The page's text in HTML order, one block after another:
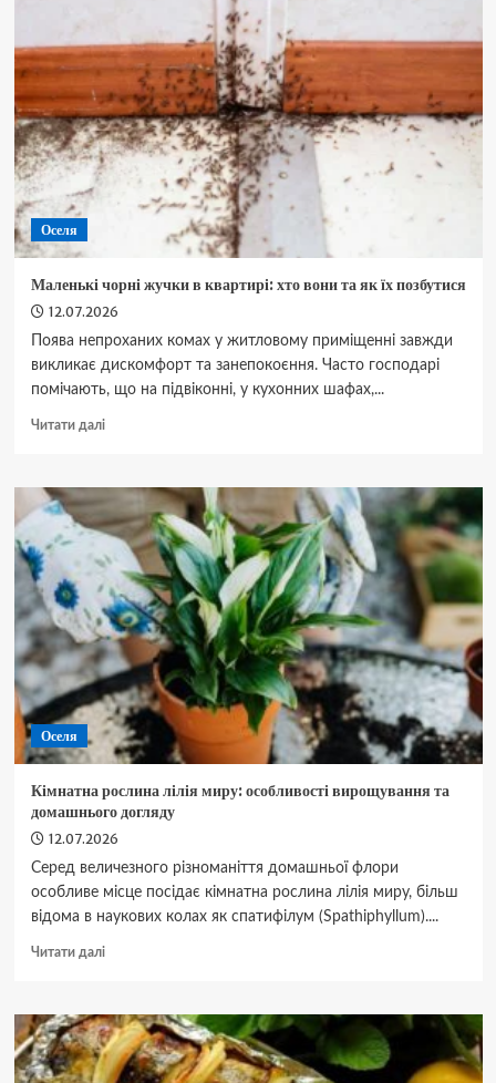
Оселя
Маленькі чорні жучки в квартирі: хто вони та як їх позбутися
12.07.2026
Поява непроханих комах у житловому приміщенні завжди
викликає дискомфорт та занепокоєння. Часто господарі
помічають, що на підвіконні, у кухонних шафах,...
Читати даліДокладніше
чорні
в
квартирі:
хто
вони
та
як
їх
позбутися
Оселя
Кімнатна рослина лілія миру: особливості вирощування та
домашнього догляду
12.07.2026
Серед величезного різноманіття домашньої флори
особливе місце посідає кімнатна рослина лілія миру, більш
відома в наукових колах як спатифілум (Spathiphyllum)....
Читати даліДокладніше
рослина
лілія
миру:
особливості